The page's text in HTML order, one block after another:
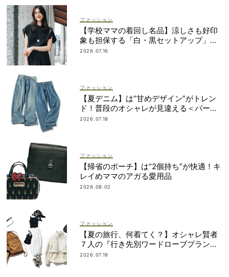
ファッション
【学校ママの着回し名品】涼しさも好印
象も担保する「白・黒セットアップ」決
定版
2026.07.16
ファッション
【夏デニム】は“甘めデザイン”がトレン
ド！普段のオシャレが見違える＜パー
ル、レースetc.＞
2026.07.18
ファッション
【帰省のポーチ】は“2個持ち”が快適！キ
レイめママのアガる愛用品
2026.08.02
ファッション
【夏の旅行、何着てく？】オシャレ賢者
７人の『行き先別ワードローブプラン』
大公開！
2026.07.19